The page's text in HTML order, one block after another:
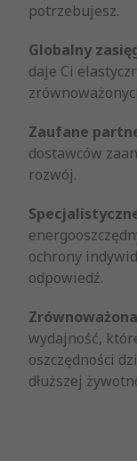
potrzebujesz.
Globalny
daje Ci
Zaufane
dostawców
rozwój.
ochrony
odpowiedź.
wydajność,
oszczędności
dłuższej